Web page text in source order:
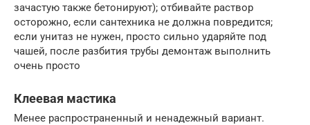
зачастую также бетонируют); отбивайте раствор
осторожно, если сантехника не должна повредится;
если унитаз не нужен, просто сильно ударяйте под
чашей, после разбития трубы демонтаж выполнить
очень просто
Клеевая мастика
Менее распространенный и ненадежный вариант.